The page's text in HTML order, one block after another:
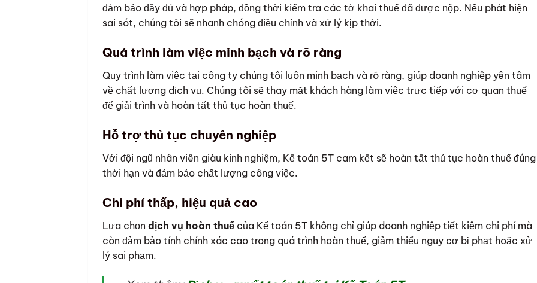
đảm bảo đầy đủ và hợp pháp, đồng thời kiểm tra các tờ khai thuế đã được nộp. Nếu phát hiện
sai sót, chúng tôi sẽ nhanh chóng điều chỉnh và xử lý kịp thời.
Quá trình làm việc minh bạch và rõ ràng
Quy trình làm việc tại công ty chúng tôi luôn minh bạch và rõ ràng, giúp doanh nghiệp yên tâm
về chất lượng dịch vụ. Chúng tôi sẽ thay mặt khách hàng làm việc trực tiếp với cơ quan thuế
để giải trình và hoàn tất thủ tục hoàn thuế.
Hỗ trợ thủ tục chuyên nghiệp
Với đội ngũ nhân viên giàu kinh nghiệm, Kế toán 5T cam kết sẽ hoàn tất thủ tục hoàn thuế đúng
thời hạn và đảm bảo chất lượng công việc.
Chi phí thấp, hiệu quả cao
Lựa chọn dịch vụ hoàn thuế của Kế toán 5T không chỉ giúp doanh nghiệp tiết kiệm chi phí mà
còn đảm bảo tính chính xác cao trong quá trình hoàn thuế, giảm thiểu nguy cơ bị phạt hoặc xử
lý sai phạm.